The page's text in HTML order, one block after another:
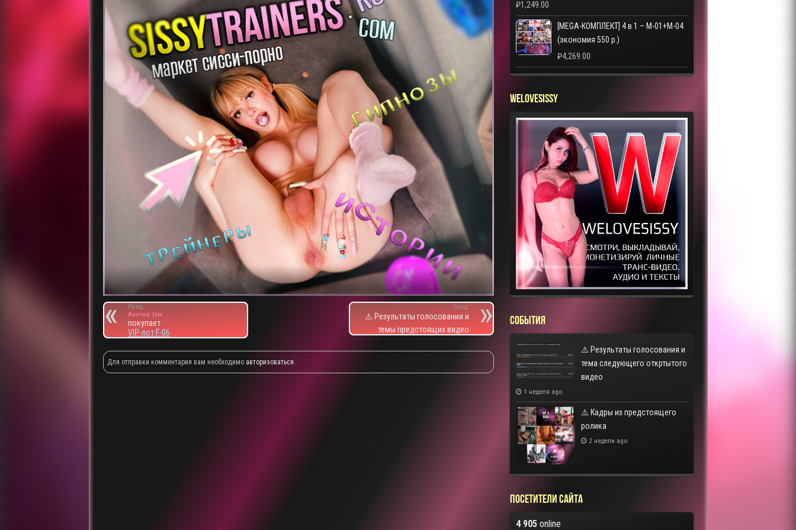
Пред.
Анечка Там
покупает
VIP-лот F-06
След.
⚠️ Результаты голосования и
темы предстоящих видео
Для отправки комментария вам необходимо авторизоваться
₽1,249.00
[MEGA-КОМПЛЕКТ] 4 в 1 – M-01+M-04
(экономия 550 р.)
₽4,269.00
WELOVESISSY
СОБЫТИЯ
⚠️ Результаты голосования и
тема следующего откртытого
видео
1 неделя ago
⚠️ Кадры из предстоящего
ролика
2 недели ago
Посетители сайта
4 905online